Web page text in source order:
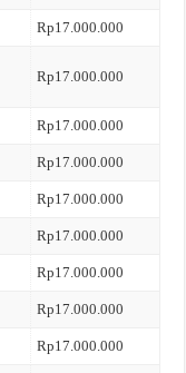
Rp17.000.000
Rp17.000.000
Rp17.000.000
Rp17.000.000
Rp17.000.000
Rp17.000.000
Rp17.000.000
Rp17.000.000
Rp17.000.000